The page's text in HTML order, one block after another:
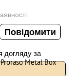
Повідомити
догляду за
Metal Box
WS